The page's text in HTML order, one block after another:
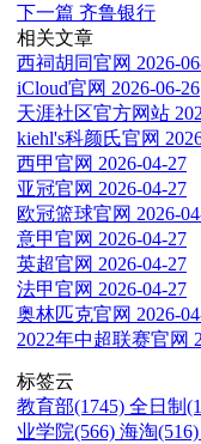
下一篇 齐鲁银行
相关文章
西祠胡同官网 2026-
iCloud官网 2026-06-26
天涯社区官方网站
kiehl's科颜氏官网
西甲官网 2026-04-27
亚冠官网 2026-04-27
欧冠篮球官网 2026-
意甲官网 2026-04-27
英超官网 2026-04-27
法甲官网 2026-04-27
奥林匹克官网 2026-
2022年中超联赛官网
标签云
教育部(1745) 全日制
业学院(566) 海淘(516)